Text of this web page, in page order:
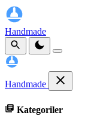
Handmade
Handmade
Kategoriler